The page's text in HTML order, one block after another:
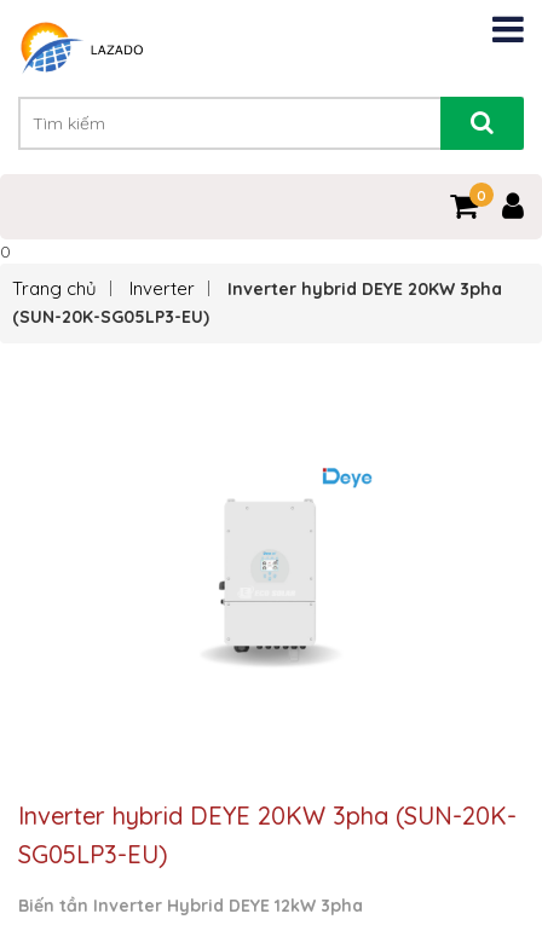
0
0
Trang chủ Inverter
Inverter hybrid DEYE 20KW 3pha
(SUN-20K-SG05LP3-EU)
Inverter hybrid DEYE 20KW 3pha (SUN-20K-
SG05LP3-EU)
Biến tần Inverter Hybrid DEYE 12kW 3pha